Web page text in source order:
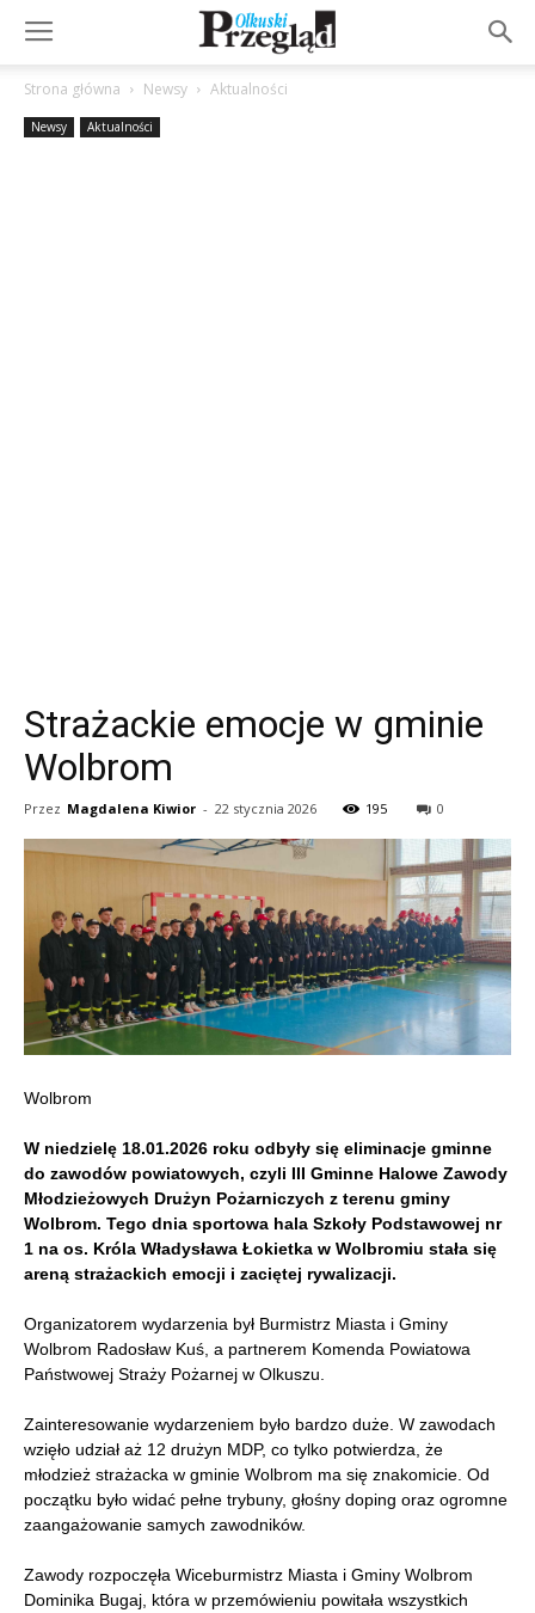
Strona główna Newsy Aktualności
Newsy Aktualności
Strażackie emocje w gminie
Wolbrom
Przez Magdalena Kiwior - 22 stycznia 2026 195 0
Wolbrom
W niedzielę 18.01.2026 roku odbyły się eliminacje gminne
do zawodów powiatowych, czyli III Gminne Halowe Zawody
Młodzieżowych Drużyn Pożarniczych z terenu gminy
Wolbrom. Tego dnia sportowa hala Szkoły Podstawowej nr
1 na os. Króla Władysława Łokietka w Wolbromiu stała się
areną strażackich emocji i zaciętej rywalizacji.
Organizatorem wydarzenia był Burmistrz Miasta i Gminy
Wolbrom Radosław Kuś, a partnerem Komenda Powiatowa
Państwowej Straży Pożarnej w Olkuszu.
Zainteresowanie wydarzeniem było bardzo duże. W zawodach
wzięło udział aż 12 drużyn MDP, co tylko potwierdza, że
młodzież strażacka w gminie Wolbrom ma się znakomicie. Od
początku było widać pełne trybuny, głośny doping oraz ogromne
zaangażowanie samych zawodników.
Zawody rozpoczęła Wiceburmistrz Miasta i Gminy Wolbrom
Dominika Bugaj, która w przemówieniu powitała wszystkich